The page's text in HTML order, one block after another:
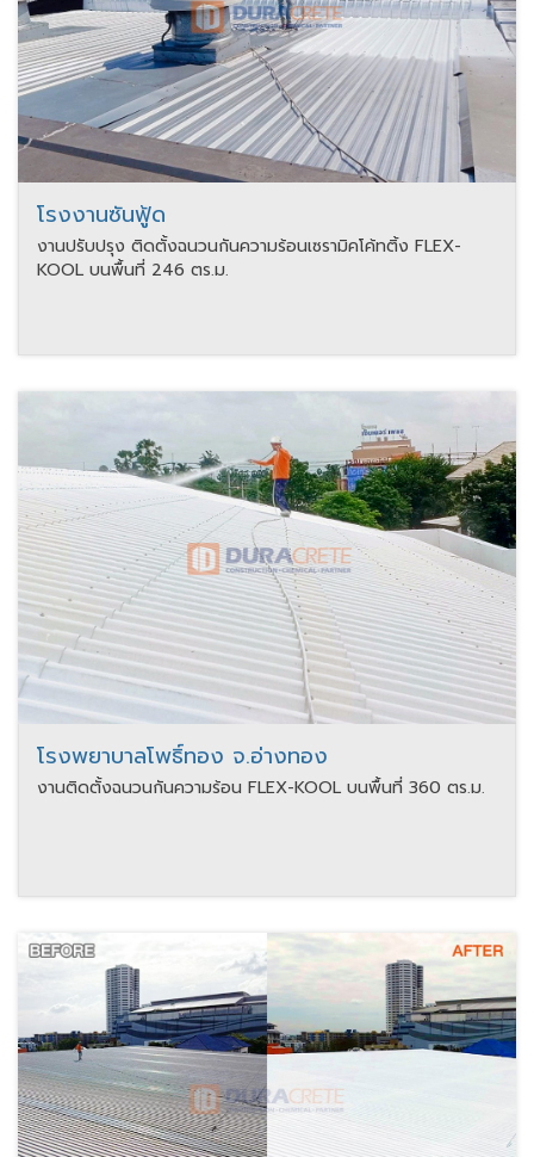
โรงงานซันฟู้ด
งานปรับปรุง ติดตั้งฉนวนกันความร้อนเซรามิคโค้ทติ้ง FLEX-
KOOL บนพื้นที่ 246 ตร.ม.
โรงพยาบาลโพธิ์ทอง จ.อ่างทอง
งานติดตั้งฉนวนกันความร้อน FLEX-KOOL บนพื้นที่ 360 ตร.ม.